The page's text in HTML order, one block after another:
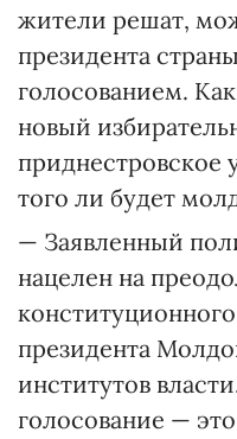
жители решат,
президента
голосованием.
новый
приднестровское
того ли будет
— Заявленный
нацелен на
президента
институтов
голосование —